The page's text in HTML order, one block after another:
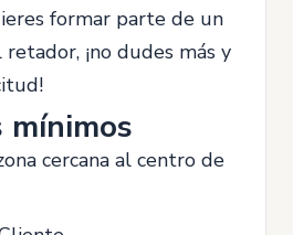
formar parte de un
¡no dudes más y
mínimos
cercana al centro de